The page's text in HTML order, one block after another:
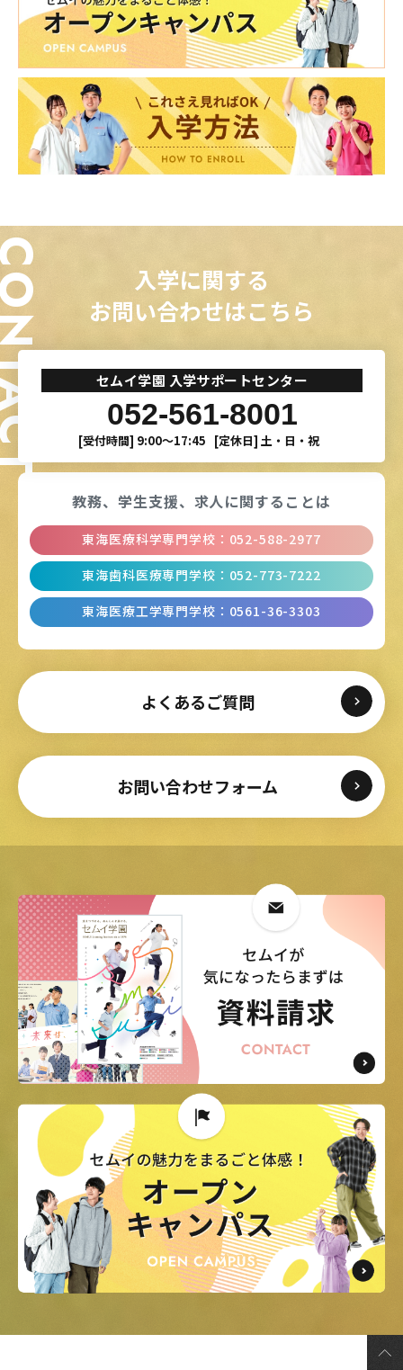
入学に関する
お問い合わせはこちら
セムイ学園 入学サポートセンター
052-561-8001
[受付時間] 9:00〜17:45 [定休日] 土・日・祝
よくあるご質問
お問い合わせフォーム
教務、学生支援、 求人に関することは
東海医療科学専門学校 ： 052-588-2977
東海歯科医療専門学校 ： 052-773-7222
東海医療工学専門学校 ： 0561-36-3303